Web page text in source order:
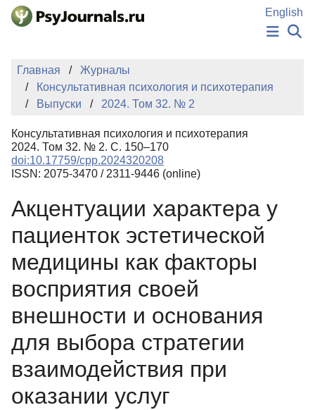
Перейти к основному содержанию
English
НОВОСТИ
АВТОРЫ
КЛЮЧЕВЫЕ СЛОВА
Регистрация
Главная
Журналы
Консультативная психология и психотерапия
Выпуски
2024. Том 32. № 2
Консультативная психология и психотерапия
2024. Том 32. № 2. С. 150–170
doi:10.17759/cpp.2024320208
ISSN: 2075-3470 / 2311-9446 (online)
Акцентуации характера у
пациенток эстетической
медицины как факторы
восприятия своей
внешности и основания
для выбора стратегии
взаимодействия при
оказании услуг